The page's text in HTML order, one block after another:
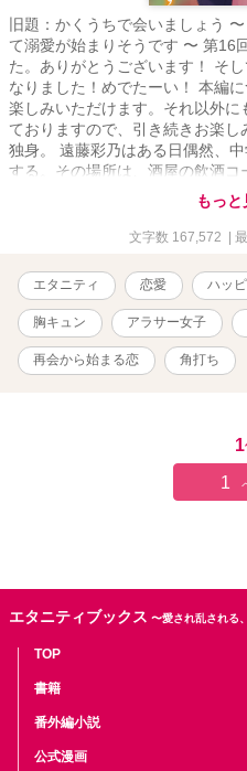
旧題：かくうちで会いましょう
て溺愛が始まりそうです 〜 第16
た。ありがとうございます！ そ
なりました！めでたーい！ 本編
楽しみいただけます。それ以外に
ておりますので、引き続きお
独身。 遠藤彩乃はある日偶然、
する。その場所は、酒屋の飲酒
文通をしていた二人だが、その
的に罪悪感を抱いていた。そん
攻めてくる。 あれ、これっても
れ違い恋愛話。 すべての酒と肴
す。
もっと
文字数 167,572 |
エタニティ 恋愛 ハッ
胸キュン アラサー女子
再会から始まる恋 角打ち
1
1
エタニティブックス 〜愛され乱される
TOP
書籍
番外編小説
公式漫画